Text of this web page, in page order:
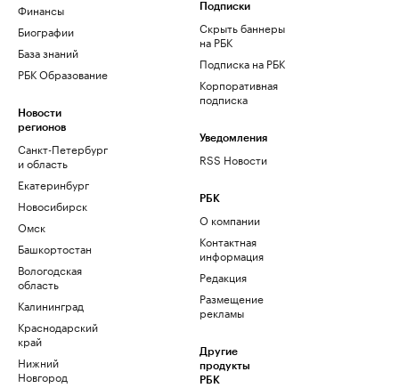
Финансы
Биографии
База знаний
РБК Образование
Новости
регионов
Санкт-Петербург
и область
Екатеринбург
Новосибирск
Омск
Башкортостан
Вологодская
область
Калининград
Краснодарский
край
Нижний
Новгород
Подписки
Скрыть баннеры
на РБК
Подписка на РБК
Корпоративная
подписка
Уведомления
RSS Новости
РБК
О компании
Контактная
информация
Редакция
Размещение
рекламы
Другие
продукты
РБК